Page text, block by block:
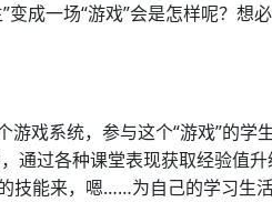
变成一场“游戏”会是怎样呢？想
戏系统，参与这个“游戏”的学
通过各种课堂表现获取经验值
技能来，嗯……为自己的学习生